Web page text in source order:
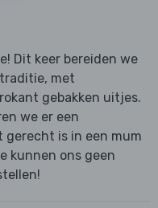
Dit keer bereiden we
met
gebakken uitjes.
we er een
gerecht is in een mum
kunnen ons geen